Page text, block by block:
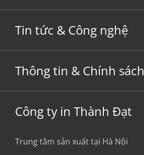
Tin tức & Công nghệ
Thông tin & Chính sách
Công ty in Thành Đạt
Trung tâm sản xuất tại Hà Nội